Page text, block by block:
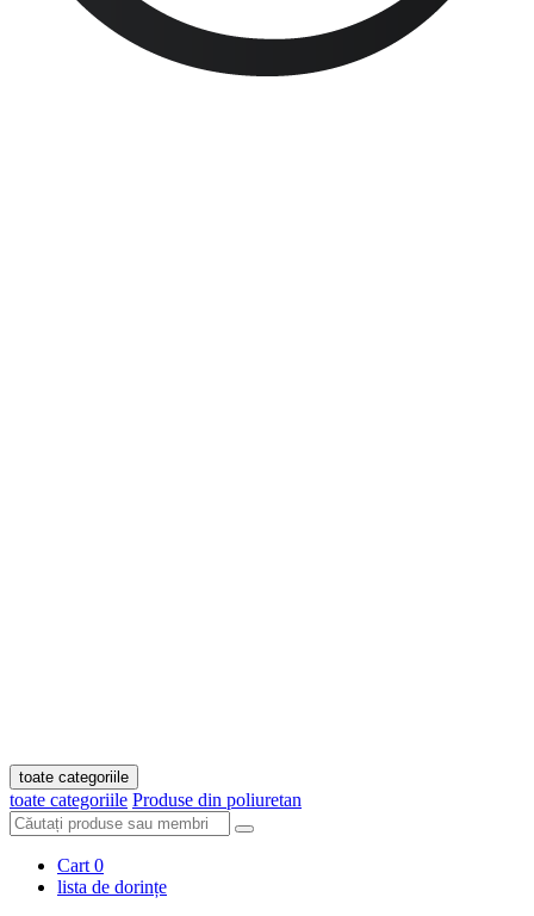
toate categoriile
toate categoriile Produse din poliuretan
Cart 0
lista de dorințe